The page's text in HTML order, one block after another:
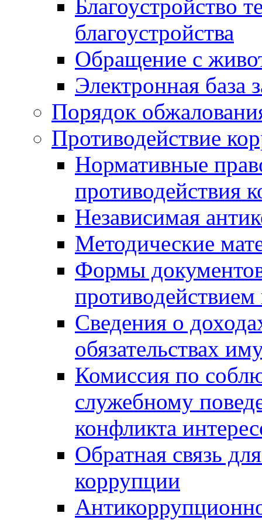
Благоустройство
благоустройства
Обращение с
Электронная база
Порядок
Противодействие
Нормативные
противодействия
Независимая
Методические
Формы
Сведения о
обязательствах
Комиссия по
служебному
конфликта
Обратная связь
коррупции